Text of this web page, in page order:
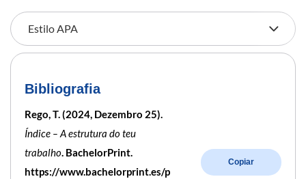
Bibliografia
Rego, T. (2024, Dezembro 25).
Índice – A estrutura do teu
trabalho. BachelorPrint.
https://www.bachelorprint.es/p
Copiar